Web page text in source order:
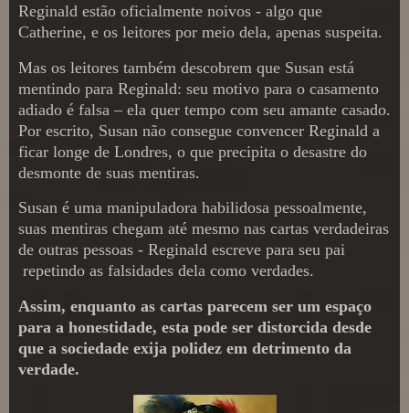
Reginald estão oficialmente noivos - algo que
Catherine, e os leitores por meio dela, apenas suspeita.
Mas os leitores também descobrem que Susan está
mentindo para Reginald: seu motivo para o casamento
adiado é falsa – ela quer tempo com seu amante casado.
Por escrito, Susan não consegue convencer Reginald a
ficar longe de Londres, o que precipita o desastre do
desmonte de suas mentiras.
Susan é uma manipuladora habilidosa pessoalmente,
suas mentiras chegam até mesmo nas cartas verdadeiras
de outras pessoas - Reginald escreve para seu pai
repetindo as falsidades dela como verdades.
Assim, enquanto as cartas parecem ser um espaço
para a honestidade, esta pode ser distorcida desde
que a sociedade exija polidez em detrimento da
verdade.